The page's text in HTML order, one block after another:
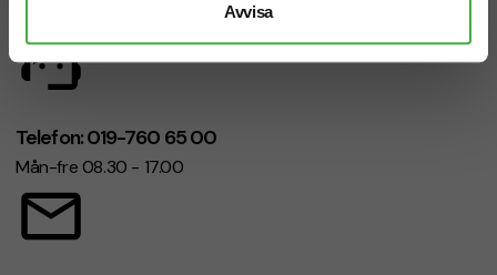
Avvisa
Telefon: 019-760 65 00
Mån-fre 08.30 - 17.00